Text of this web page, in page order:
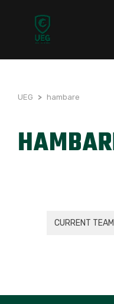
UEG > hambare
CURRENT TEAM